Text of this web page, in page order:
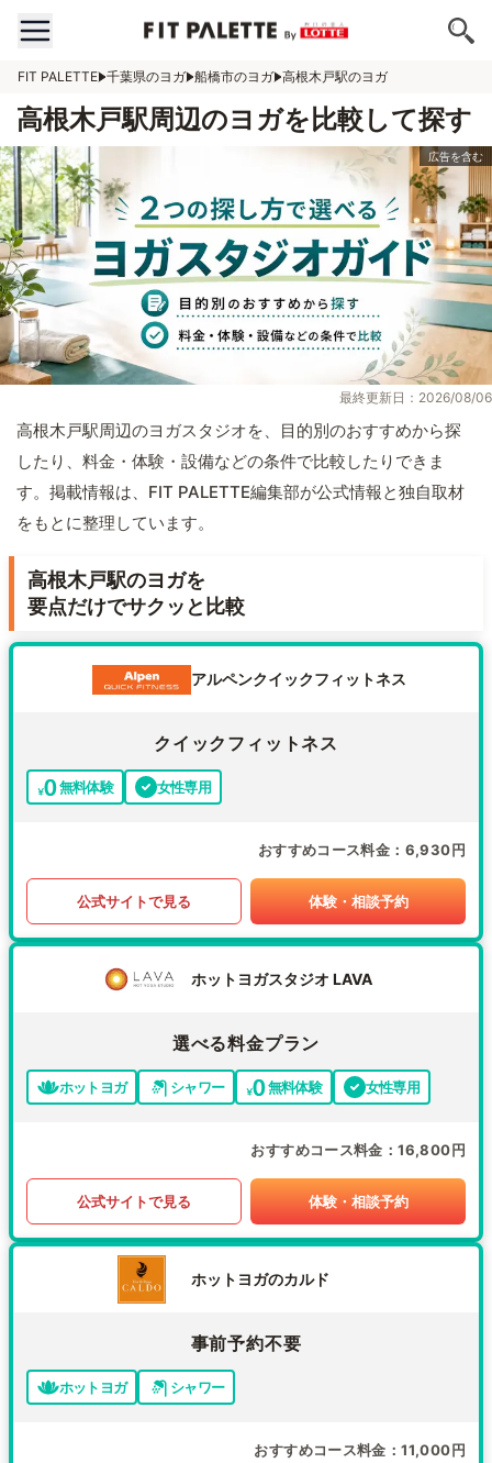
FIT PALETTE 千葉県のヨガ 船橋市のヨガ 高根木戸駅のヨガ
高根木戸駅周辺のヨガを比較して探す
最終更新日：2026/08/06
高根木戸駅周辺のヨガスタジオを、目的別のおすすめから探
したり、料金・体験・設備などの条件で比較したりできま
す。掲載情報は、FIT PALETTE編集部が公式情報と独自取材
をもとに整理しています。
高根木戸駅のヨガを
要点だけでサクッと比較
アルペンクイックフィットネス
クイックフィットネス
無料体験 女性専用
おすすめコース料金 6,930円
公式サイトで見る 体験・相談予約
ホットヨガスタジオ LAVA
選べる料金プラン
ホットヨガ シャワー 無料体験 女性専用
おすすめコース料金 16,800円
公式サイトで見る 体験・相談予約
ホットヨガのカルド
事前予約不要
ホットヨガ シャワー
おすすめコース料金 11,000円